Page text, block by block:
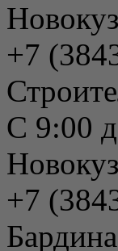
+7
С 9:00
+7